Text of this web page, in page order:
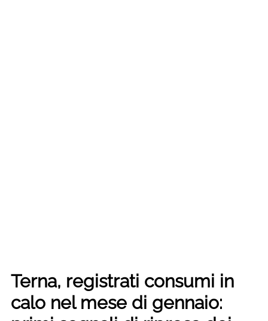
Terna, registrati consumi in
calo nel mese di gennaio: